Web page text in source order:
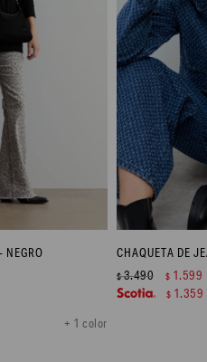
NEGRO
+ 1 color
$3.490 $ 1.599
$ 1.359